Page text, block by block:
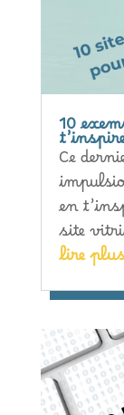
10
Ce
en
site
lire plus